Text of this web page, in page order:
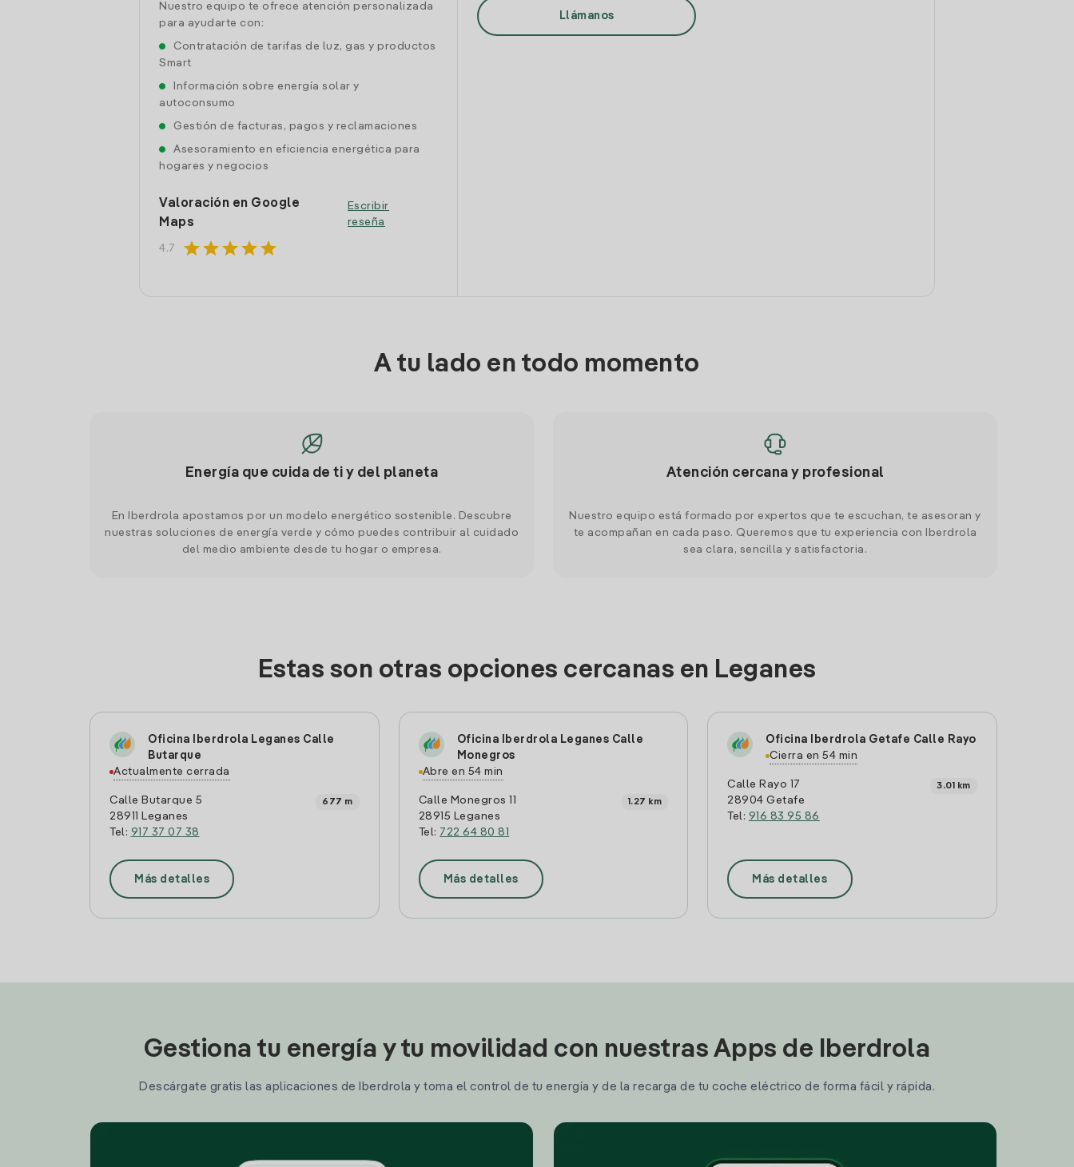
Nuestro equipo te ofrece atención personalizada
para ayudarte con:
Contratación de tarifas de luz, gas y productos
Smart
Información sobre energía solar y
autoconsumo
Gestión de facturas, pagos y reclamaciones
Asesoramiento en eficiencia energética para
hogares y negocios
Valoración en Google
Maps
4.7 starstarstarstarstar
Escribir
reseña
Llámanos
A tu lado en todo momento
Energía que cuida de ti y del planeta
En Iberdrola apostamos por un modelo energético sostenible. Descubre
nuestras soluciones de energía verde y cómo puedes contribuir al cuidado
del medio ambiente desde tu hogar o empresa.
Atención cercana y profesional
Nuestro equipo está formado por expertos que te escuchan, te asesoran y
te acompañan en cada paso. Queremos que tu experiencia con Iberdrola
sea clara, sencilla y satisfactoria.
Estas son otras opciones cercanas en Leganes
Oficina Iberdrola Leganes Calle
Butarque
Actualmente cerrada
Calle Butarque 5
28911 Leganes
Tel: 917 37 07 38
677 m
Más detalles
Oficina Iberdrola Leganes Calle
Monegros
Abre en 54 min
Calle Monegros 11
28915 Leganes
Tel: 722 64 80 81
1.27 km
Más detalles
Oficina Iberdrola Getafe Calle Rayo
Cierra en 54 min
Calle Rayo 17
28904 Getafe
Tel: 916 83 95 86
3.01 km
Más detalles
Gestiona tu energía y tu movilidad con nuestras Apps de Iberdrola
Descárgate gratis las aplicaciones de Iberdrola y toma el control de tu energía y de la recarga de tu coche eléctrico de forma fácil y rápida.